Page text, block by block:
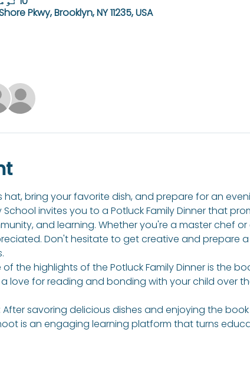
Pkwy, Brooklyn, NY 11235, USA
bring your favorite dish, and prepare for an
School invites you to a Potluck Family Dinner that
and learning. Whether you're a master chef
Don't hesitate to get creative and prepare
the highlights of the Potluck Family Dinner is the
love for reading and bonding with your child over
savoring delicious dishes and enjoying the
is an engaging learning platform that turns